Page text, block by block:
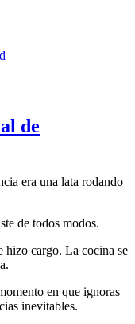
de
era una lata rodando
de todos modos.
hizo cargo. La cocina se
en que ignoras
inevitables.